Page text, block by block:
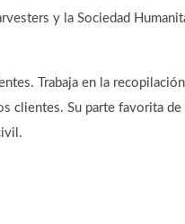
y la Sociedad
Trabaja en la
clientes. Su parte favorita de